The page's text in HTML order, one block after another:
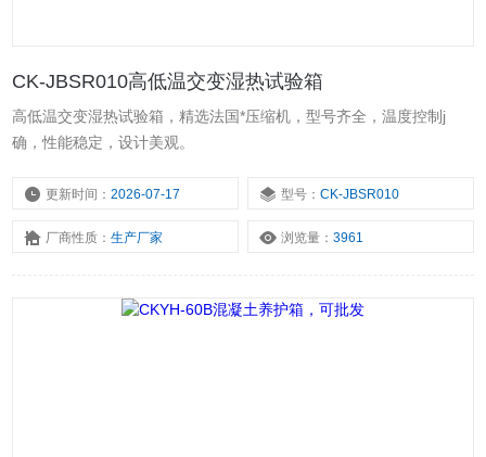
CK-JBSR010高低温交变湿热试验箱
高低温交变湿热试验箱，精选法国*压缩机，型号齐全，温度控制j
确，性能稳定，设计美观。
更新时间：2026-07-17 型号：CK-JBSR010
厂商性质：生产厂家 浏览量：3961